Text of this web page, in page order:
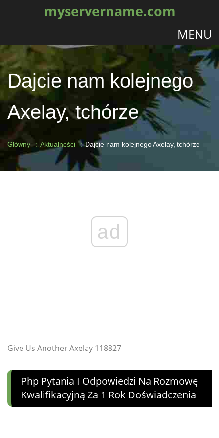
myservername.com
MENU
Dajcie nam kolejnego
Axelay, tchórze
Główny Aktualności Dajcie nam kolejnego Axelay, tchórze
ad
Give Us Another Axelay 118827
Php Pytania I Odpowiedzi Na Rozmowę
Kwalifikacyjną Za 1 Rok Doświadczenia